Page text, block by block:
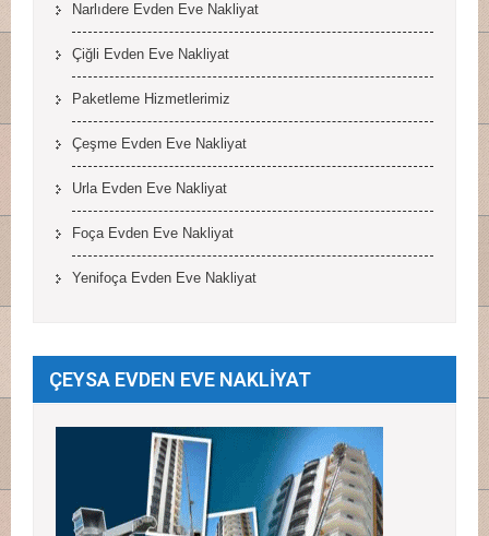
Narlıdere Evden Eve Nakliyat
Çiğli Evden Eve Nakliyat
Paketleme Hizmetlerimiz
Çeşme Evden Eve Nakliyat
Urla Evden Eve Nakliyat
Foça Evden Eve Nakliyat
Yenifoça Evden Eve Nakliyat
ÇEYSA EVDEN EVE NAKLİYAT